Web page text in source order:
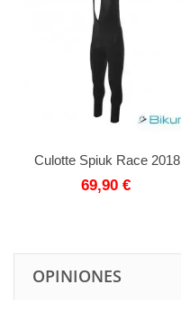
Culotte Spiuk Race 2018
69,90 €
OPINIONES